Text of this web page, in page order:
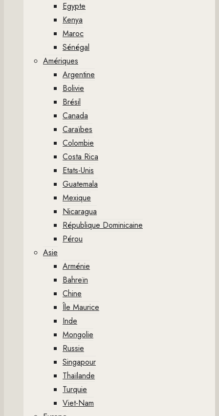
Egypte
Kenya
Maroc
Sénégal
Amériques
Argentine
Bolivie
Brésil
Canada
Caraïbes
Colombie
Costa Rica
Etats-Unis
Guatemala
Mexique
Nicaragua
République Dominicaine
Pérou
Asie
Arménie
Bahreïn
Chine
Île Maurice
Inde
Mongolie
Russie
Singapour
Thaïlande
Turquie
Viet-Nam